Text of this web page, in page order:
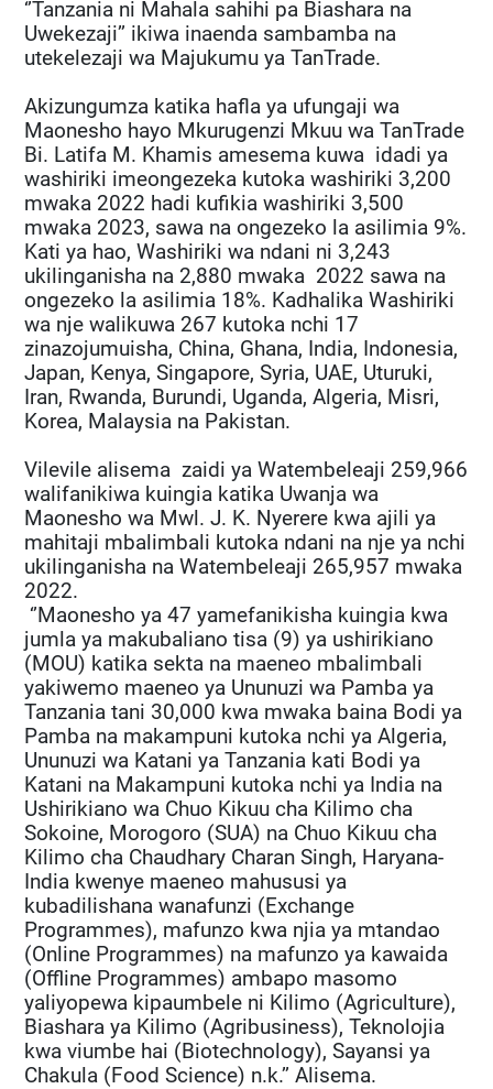
‘’Tanzania ni Mahala sahihi pa Biashara na
Uwekezaji’’ ikiwa inaenda sambamba na
utekelezaji wa Majukumu ya TanTrade.
Akizungumza katika hafla ya ufungaji wa
Maonesho hayo Mkurugenzi Mkuu wa TanTrade
Bi. Latifa M. Khamis amesema kuwa idadi ya
washiriki imeongezeka kutoka washiriki 3,200
mwaka 2022 hadi kufikia washiriki 3,500
mwaka 2023, sawa na ongezeko la asilimia 9%.
Kati ya hao, Washiriki wa ndani ni 3,243
ukilinganisha na 2,880 mwaka 2022 sawa na
ongezeko la asilimia 18%. Kadhalika Washiriki
wa nje walikuwa 267 kutoka nchi 17
zinazojumuisha, China, Ghana, India, Indonesia,
Japan, Kenya, Singapore, Syria, UAE, Uturuki,
Iran, Rwanda, Burundi, Uganda, Algeria, Misri,
Korea, Malaysia na Pakistan.
Vilevile alisema zaidi ya Watembeleaji 259,966
walifanikiwa kuingia katika Uwanja wa
Maonesho wa Mwl. J. K. Nyerere kwa ajili ya
mahitaji mbalimbali kutoka ndani na nje ya nchi
ukilinganisha na Watembeleaji 265,957 mwaka
2022.
‘’Maonesho ya 47 yamefanikisha kuingia kwa
jumla ya makubaliano tisa (9) ya ushirikiano
(MOU) katika sekta na maeneo mbalimbali
yakiwemo maeneo ya Ununuzi wa Pamba ya
Tanzania tani 30,000 kwa mwaka baina Bodi ya
Pamba na makampuni kutoka nchi ya Algeria,
Ununuzi wa Katani ya Tanzania kati Bodi ya
Katani na Makampuni kutoka nchi ya India na
Ushirikiano wa Chuo Kikuu cha Kilimo cha
Sokoine, Morogoro (SUA) na Chuo Kikuu cha
Kilimo cha Chaudhary Charan Singh, Haryana-
India kwenye maeneo mahususi ya
kubadilishana wanafunzi (Exchange
Programmes), mafunzo kwa njia ya mtandao
(Online Programmes) na mafunzo ya kawaida
(Offline Programmes) ambapo masomo
yaliyopewa kipaumbele ni Kilimo (Agriculture),
Biashara ya Kilimo (Agribusiness), Teknolojia
kwa viumbe hai (Biotechnology), Sayansi ya
Chakula (Food Science) n.k.’’ Alisema.